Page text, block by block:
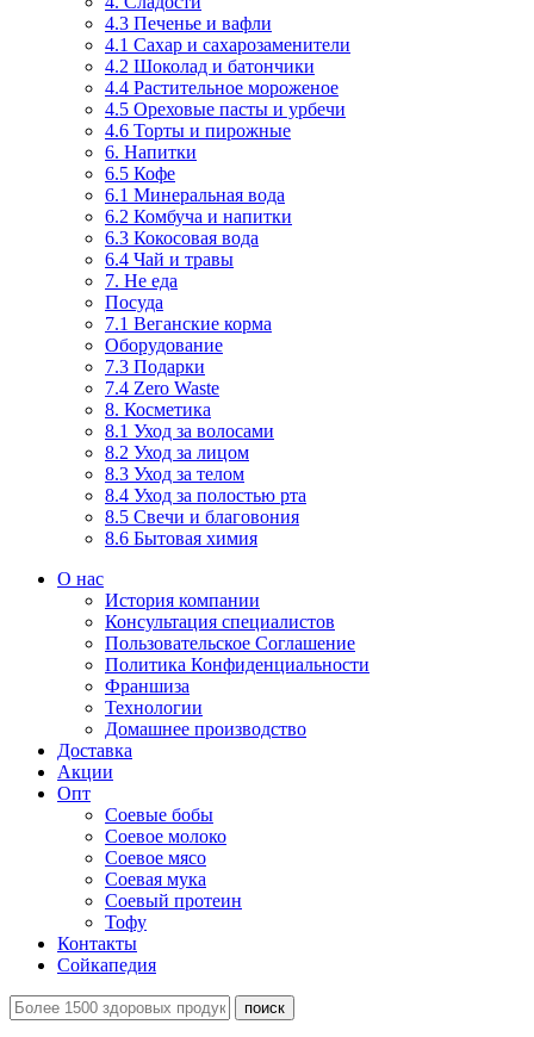
4.3 Печенье и вафли
4.1 Сахар и сахарозаменители
4.2 Шоколад и батончики
4.4 Растительное мороженое
4.5 Ореховые пасты и урбечи
4.6 Торты и пирожные
6. Напитки
6.5 Кофе
6.1 Минеральная вода
6.2 Комбуча и напитки
6.3 Кокосовая вода
6.4 Чай и травы
7. Не еда
Посуда
7.1 Веганские корма
Оборудование
7.3 Подарки
7.4 Zero Waste
8. Косметика
8.1 Уход за волосами
8.2 Уход за лицом
8.3 Уход за телом
8.4 Уход за полостью рта
8.5 Свечи и благовония
8.6 Бытовая химия
О нас
История компании
Консультация специалистов
Пользовательское Соглашение
Политика Конфиденциальности
Франшиза
Технологии
Домашнее производство
Доставка
Акции
Опт
Соевые бобы
Соевое молоко
Соевое мясо
Соевая мука
Соевый протеин
Тофу
Контакты
Сойкапедия
поиск